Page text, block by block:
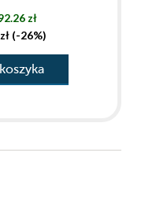
zł
(-26%)